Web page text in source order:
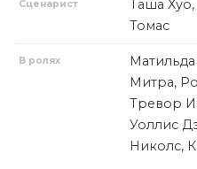
Сценарист
Таша
Томас
В ролях
Митра,
Тревор
Уоллис
Николс,